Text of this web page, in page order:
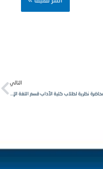
محاضرة نظرية لطلاب كلية الآداب قسم اللغة الإنكليزية السنة الأولى مقرر الكتابة /٢/.